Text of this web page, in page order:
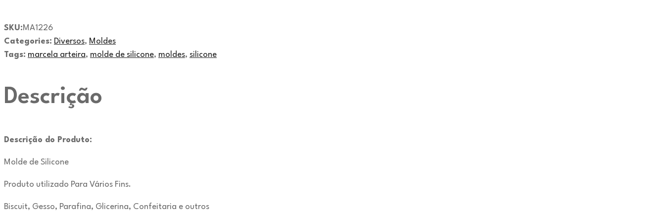
SKU:MA1226
Categories: Diversos, Moldes
Tags: marcela arteira, molde de silicone, moldes, silicone
Descrição
Descrição do Produto:
Molde de Silicone
Produto utilizado Para Vários Fins.
Biscuit, Gesso, Parafina, Glicerina, Confeitaria e outros